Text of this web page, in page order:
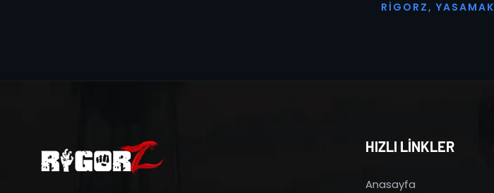
R I G O R Z, YASAMAK
HIZLI LİNKLER
Anasayfa